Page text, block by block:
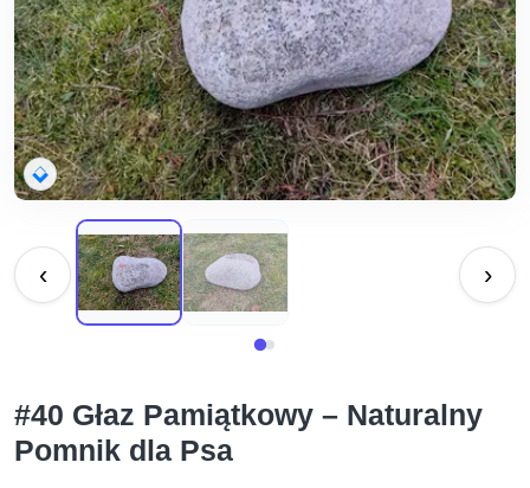
‹ ›
#40 Głaz Pamiątkowy – Naturalny
Pomnik dla Psa